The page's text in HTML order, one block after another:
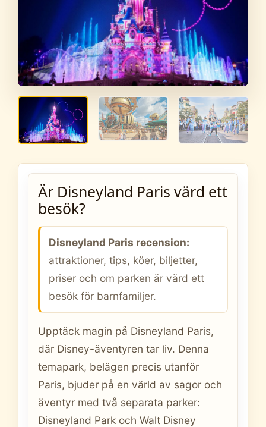
Är Disneyland Paris värd ett
besök?
Disneyland Paris recension:
attraktioner, tips, köer, biljetter,
priser och om parken är värd ett
besök för barnfamiljer.
Upptäck magin på Disneyland Paris,
där Disney-äventyren tar liv. Denna
temapark, belägen precis utanför
Paris, bjuder på en värld av sagor och
äventyr med två separata parker:
Disneyland Park och Walt Disney